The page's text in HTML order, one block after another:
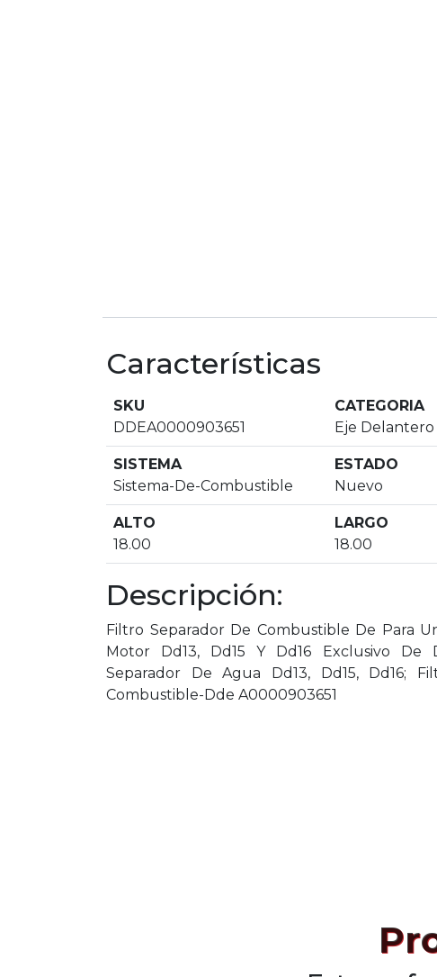
Características
SKU
DDEA0000903651
CATEGORIA
Eje Delantero
SISTEMA
Sistema-De-Combustible
ESTADO
Nuevo
ALTO
18.00
LARGO
18.00
Descripción:
Filtro Separador De Combustible De Para
Motor Dd13, Dd15 Y Dd16 Exclusivo De
Separador De Agua Dd13, Dd15, Dd16;
Combustible-Dde A0000903651